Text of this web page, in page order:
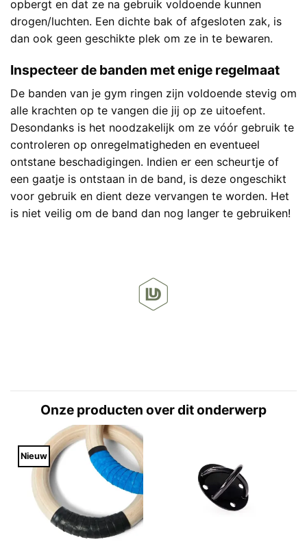
opbergt en dat ze na gebruik voldoende kunnen
drogen/luchten. Een dichte bak of afgesloten zak, is
dan ook geen geschikte plek om ze in te bewaren.
Inspecteer de banden met enige regelmaat
De banden van je gym ringen zijn voldoende stevig om
alle krachten op te vangen die jij op ze uitoefent.
Desondanks is het noodzakelijk om ze vóór gebruik te
controleren op onregelmatigheden en eventueel
ontstane beschadigingen. Indien er een scheurtje of
een gaatje is ontstaan in de band, is deze ongeschikt
voor gebruik en dient deze vervangen te worden. Het
is niet veilig om de band dan nog langer te gebruiken!
Onze producten over dit onderwerp
Nieuw